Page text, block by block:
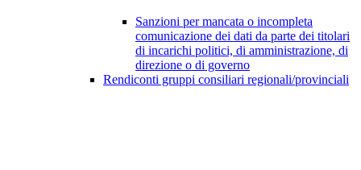
Sanzioni per mancata o incompleta
comunicazione dei dati da parte dei titolari
di incarichi politici, di amministrazione, di
direzione o di governo
Rendiconti gruppi consiliari regionali/provinciali